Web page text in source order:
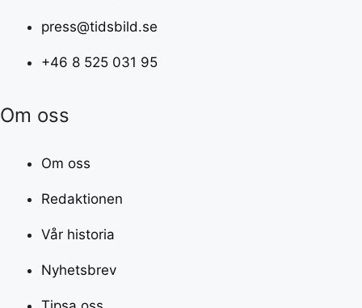
press@tidsbild.se
+46 8 525 031 95
Om oss
Om oss
Redaktionen
Vår historia
Nyhetsbrev